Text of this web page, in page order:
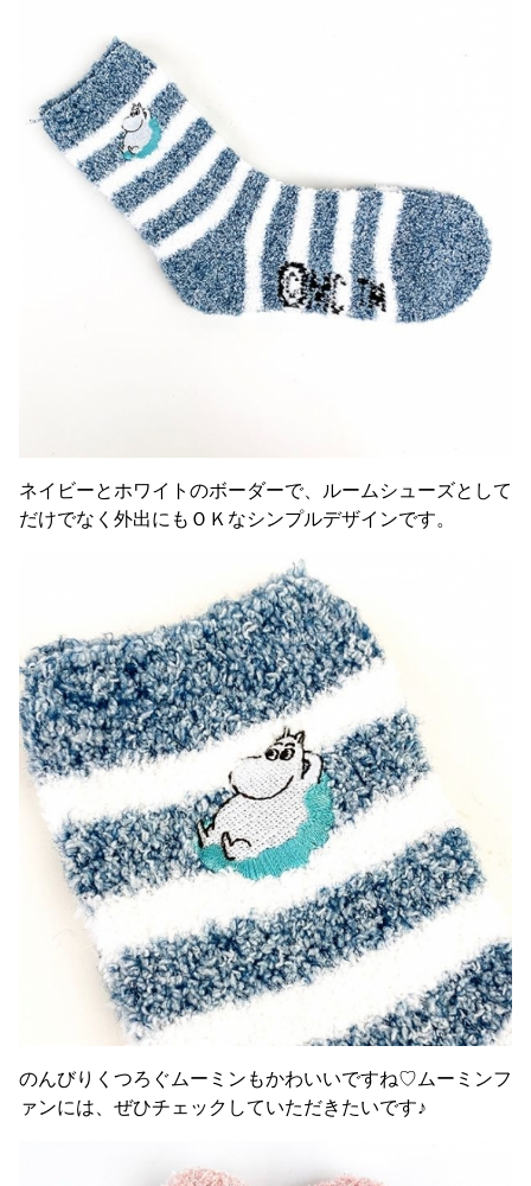
ネイビーとホワイトのボーダーで、ルームシューズとして
だけでなく外出にもＯＫなシンプルデザインです。
のんびりくつろぐムーミンもかわいいですね♡ムーミンフ
ァンには、ぜひチェックしていただきたいです♪